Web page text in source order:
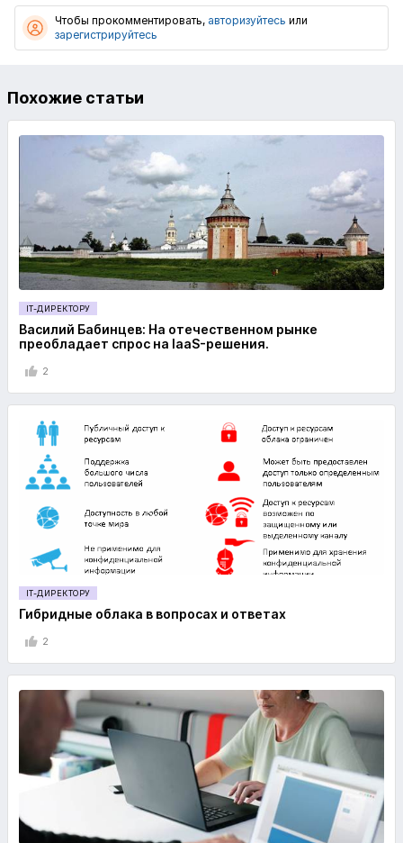
Чтобы прокомментировать, авторизуйтесь или
зарегистрируйтесь
Похожие статьи
IT-ДИРЕКТОРУ
Василий Бабинцев: На отечественном рынке
преобладает спрос на IaaS-решения.
2
IT-ДИРЕКТОРУ
Гибридные облака в вопросах и ответах
2